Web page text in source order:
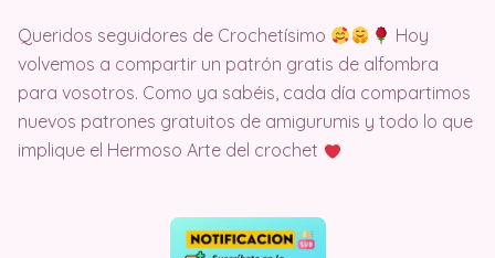
Queridos seguidores de Crochetísimo
Hoy
volvemos a compartir un patrón gratis de alfombra
para vosotros. Como ya sabéis, cada día compartimos
nuevos patrones gratuitos de amigurumis y todo lo que
implique el Hermoso Arte del crochet